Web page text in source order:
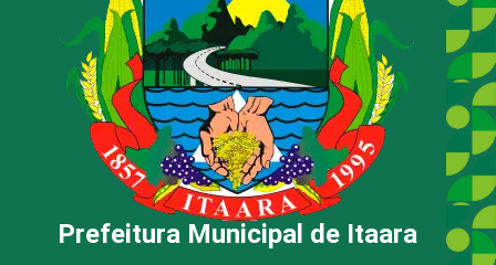
Prefeitura Municipal de Itaara